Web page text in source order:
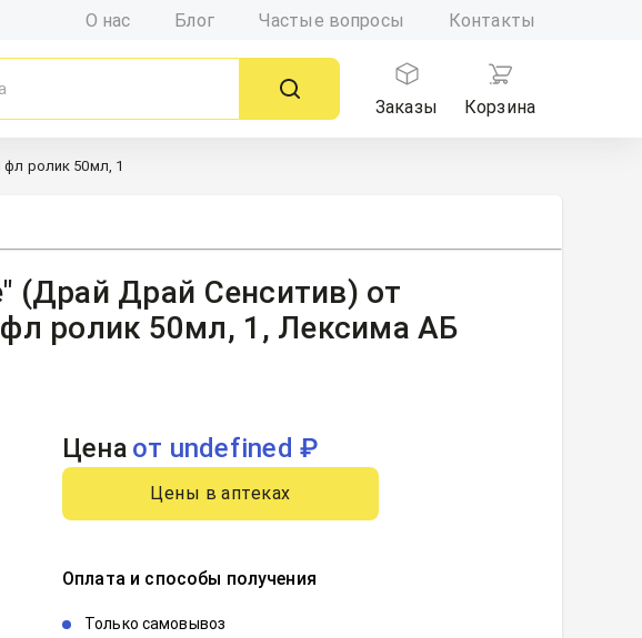
О нас Блог Частые вопросы Контакты
Заказы
Корзина
фл ролик 50мл, 1
(Драй Драй Сенситив) от
ролик 50мл, 1, Лексима АБ
Цена от undefined ₽
Цены в аптеках
Оплата и способы получения
Только самовывоз